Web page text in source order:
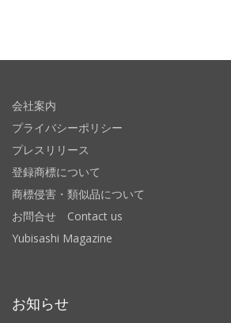
会社案内
プライバシーポリシー
プレスリリース
登録商標について
商標侵害・類似品について
お問合せ Contact us
Yubisashi Magazine
お知らせ